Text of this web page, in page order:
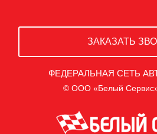
ЗАКАЗАТЬ
ФЕДЕРАЛЬНАЯ СЕТЬ
© ООО «Белый